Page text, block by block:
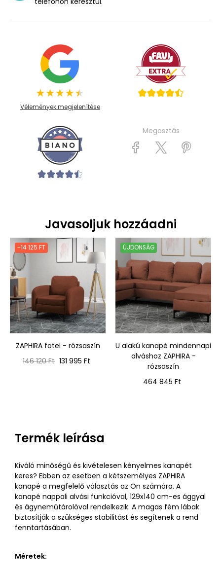
Vélemények megjelenítése
Megosztás
Javasoljuk hozzáadni
-14 125 FT
ZAPHIRA fotel - rózsaszín
Normál
146 120 Ft Ár
131 995 Ft
ÚJDONSÁG
U alakú kanapé mindennapi
alváshoz ZAPHIRA -
rózsaszín
Ár
464 845 Ft
Termék leírása
Kiváló minőségű és kivételesen kényelmes kanapét
keres? Ebben az esetben a kétszemélyes ZAPHIRA
kanapé a megfelelő választás az Ön számára. A
kanapé nappali alvási funkcióval, 129x140 cm-es ággyal
és ágyneműtárolóval rendelkezik. A magas fém lábak
biztosítják a szükséges stabilitást és segítenek a rend
fenntartásában.
Méretek: